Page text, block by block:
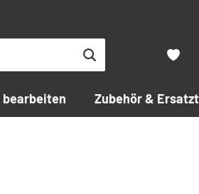
bearbeiten Zubehör &